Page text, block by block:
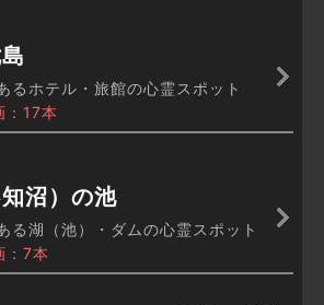
るホテル・旅館の心霊スポット
17本
沼）の池
る湖（池）・ダムの心霊スポット
7本